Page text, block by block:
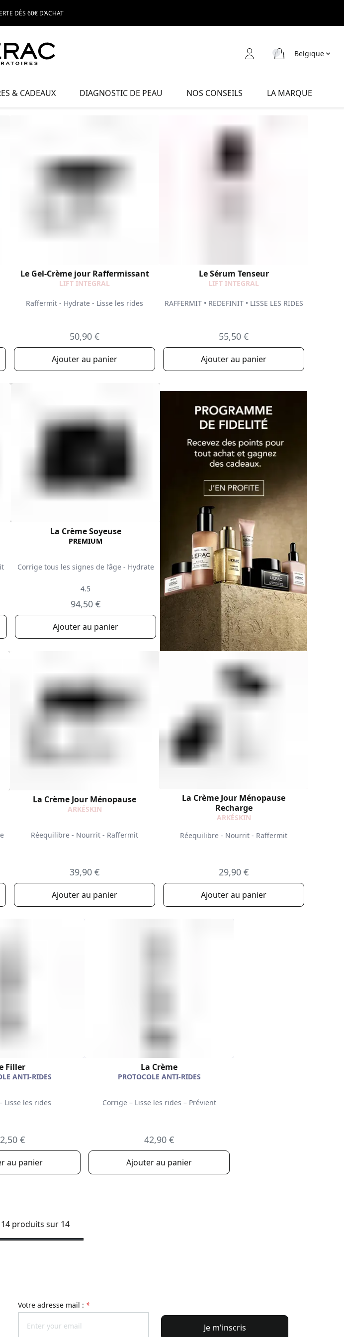
DÈS 60€ D’ACHAT
Belgique
& CADEAUX DIAGNOSTIC DE PEAU NOS CONSEILS LA MARQUE
Le Gel-Crème jour Raffermissant
LIFT INTEGRAL
Raffermit - Hydrate - Lisse les rides
50,90 €
Ajouter au panier
Le Sérum Tenseur
LIFT INTEGRAL
RAFFERMIT • REDEFINIT • LISSE LES RIDES
55,50 €
Ajouter au panier
La Crème Soyeuse
PREMIUM
Corrige tous les signes de l’âge - Hydrate
4.5
94,50 €
Ajouter au panier
La Crème Jour Ménopause
ARKÉSKIN
Réequilibre - Nourrit - Raffermit
39,90 €
Ajouter au panier
La Crème Jour Ménopause
Recharge
ARKÉSKIN
Réequilibre - Nourrit - Raffermit
29,90 €
Ajouter au panier
Filler
ANTI-RIDES
Lisse les rides
€
au panier
La Crème
PROTOCOLE ANTI-RIDES
Corrige – Lisse les rides – Prévient
42,90 €
Ajouter au panier
produits sur 14
Votre adresse mail : *
Je m'inscris